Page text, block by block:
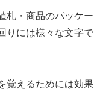
札・商品のパッケー
りには様々な文字で
覚えるためには効果